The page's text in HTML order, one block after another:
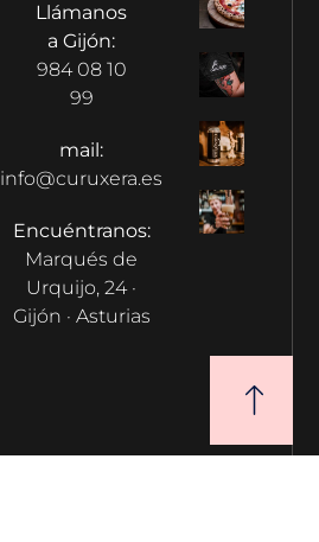
Llámanos
a Gijón:
984 08 10
99
mail:
info@curuxera.es
Encuéntranos:
Marqués de
Urquijo, 24 ·
Gijón · Asturias